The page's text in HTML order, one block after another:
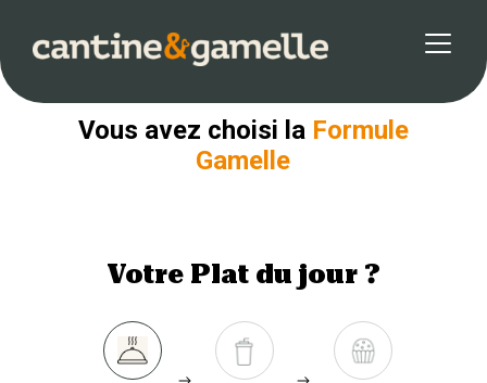
Vous avez choisi la Formule
Gamelle
Votre Plat du jour ?